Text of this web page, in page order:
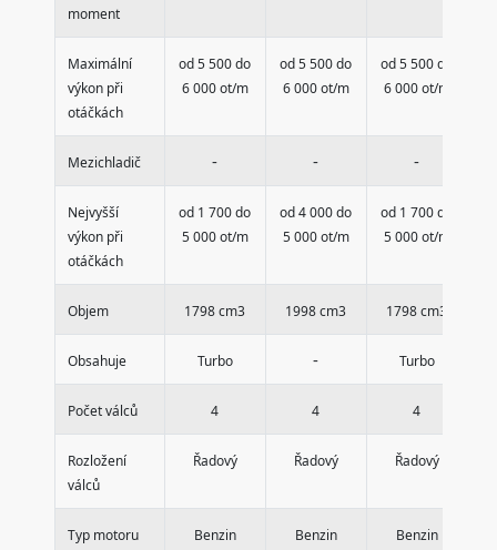
moment
Maximální
výkon při
otáčkách
od 5 500 do
6 000 ot/m
od 5 500 do
6 000 ot/m
od 5 500 do
6 000 ot/m
Mezichladič - - -
Nejvyšší
výkon při
otáčkách
od 1 700 do
5 000 ot/m
od 4 000 do
5 000 ot/m
od 1 700 do
5 000 ot/m
Objem 1798 cm3 1998 cm3 1798 cm3
Obsahuje Turbo - Turbo
Počet válců 4 4 4
Rozložení
válců
Řadový Řadový Řadový
Typ motoru Benzin Benzin Benzin